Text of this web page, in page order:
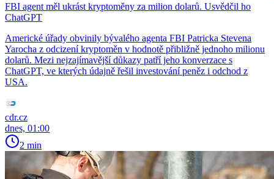
FBI agent měl ukrást kryptoměny za milion dolarů. Usvědčil ho
ChatGPT
Americké úřady obvinily bývalého agenta FBI Patricka Stevena
Yarocha z odcizení kryptoměn v hodnotě přibližně jednoho milionu
dolarů. Mezi nejzajímavější důkazy patří jeho konverzace s
ChatGPT, ve kterých údajně řešil investování peněz i odchod z
USA.
cdr.cz
dnes, 01:00
2 min